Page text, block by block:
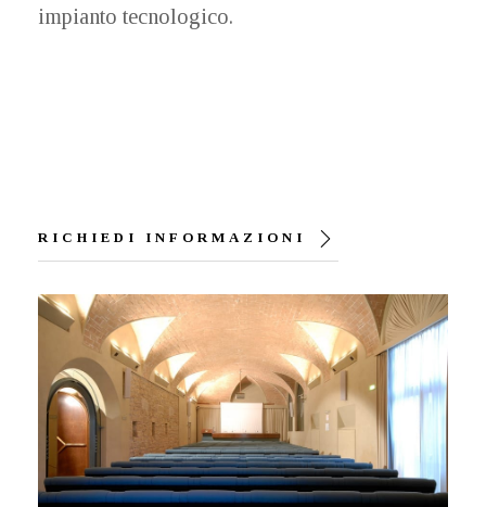
impianto tecnologico.
RICHIEDI INFORMAZIONI